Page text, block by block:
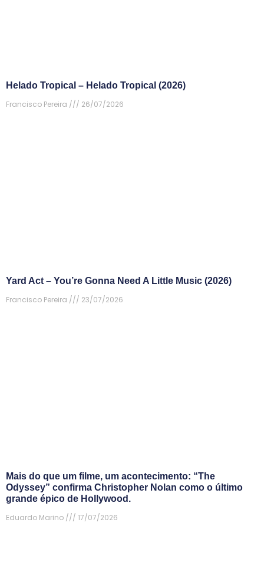
Helado Tropical – Helado Tropical (2026)
Francisco Pereira
26/07/2026
Yard Act – You’re Gonna Need A Little Music (2026)
Francisco Pereira
23/07/2026
Mais do que um filme, um acontecimento: “The
Odyssey” confirma Christopher Nolan como o último
grande épico de Hollywood.
Eduardo Marino
17/07/2026